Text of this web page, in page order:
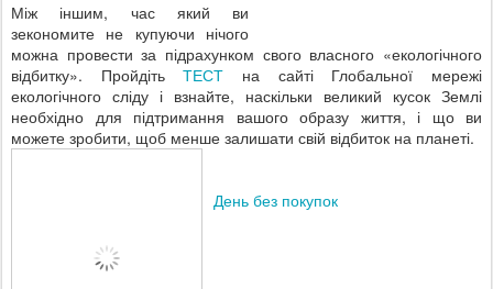
Між іншим, час який ви
зекономите не купуючи нічого
можна провести за підрахунком свого власного «екологічного
відбитку». ПройдітьТЕСТ на сайті Глобальної мережі
екологічного сліду і взнайте, наскільки великий кусок Землі
необхідно для підтримання вашого образу життя, і що ви
можете зробити, щоб менше залишати свій відбиток на планеті.
День без покупок